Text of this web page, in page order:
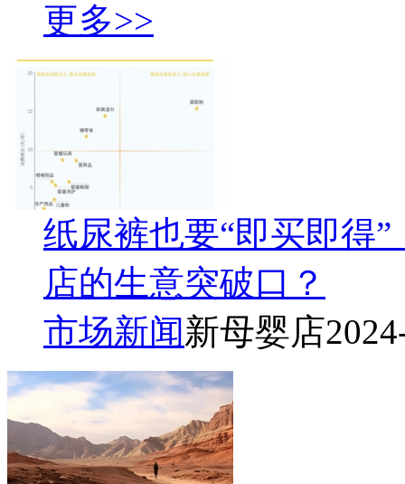
更多>>
纸尿裤也要“即买即得
店的生意突破口？
市场新闻新母婴店